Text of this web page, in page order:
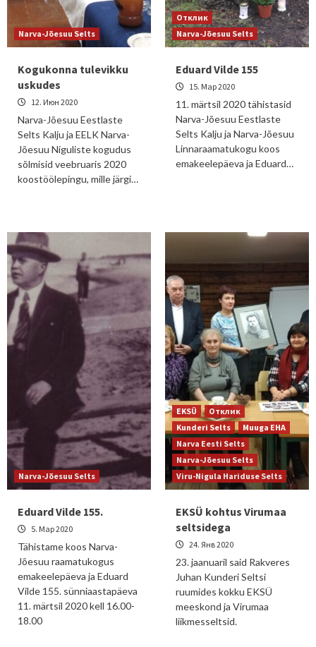
Narva-Jõesuu Selts
Kogukonna tulevikku
uskudes
12. Июн 2020
Narva-Jõesuu Eestlaste
Selts Kalju ja EELK Narva-
Jõesuu Niguliste kogudus
sõlmisid veebruaris 2020
koostöölepingu, mille järgi…
Отклик
Narva-Jõesuu Selts
Eduard Vilde 155
15. Мар 2020
11. märtsil 2020 tähistasid
Narva-Jõesuu Eestlaste
Selts Kalju ja Narva-Jõesuu
Linnaraamatukogu koos
emakeelepäeva ja Eduard…
Narva-Jõesuu Selts
Eduard Vilde 155.
5. Мар 2020
Tähistame koos Narva-
Jõesuu raamatukogus
emakeelepäeva ja Eduard
Vilde 155. sünniaastapäeva
11. märtsil 2020 kell 16.00-
18.00
EKSÜ
Отклик
Kunderi Selts
Muuga EHA
Narva Eesti Selts
Narva-Jõesuu Selts
Viru-Nigula Hariduse Selts
EKSÜ kohtus Virumaa
seltsidega
24. Янв 2020
23. jaanuaril said Rakveres
Juhan Kunderi Seltsi
ruumides kokku EKSÜ
meeskond ja Virumaa
liikmesseltsid.